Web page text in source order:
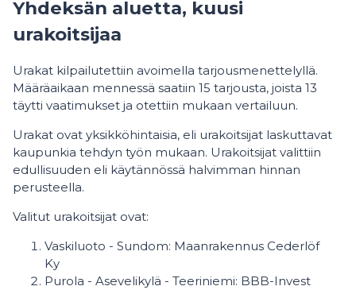
Yhdeksän aluetta, kuusi
urakoitsijaa
Urakat kilpailutettiin avoimella tarjousmenettelyllä.
Määräaikaan mennessä saatiin 15 tarjousta, joista 13
täytti vaatimukset ja otettiin mukaan vertailuun.
Urakat ovat yksikköhintaisia, eli urakoitsijat laskuttavat
kaupunkia tehdyn työn mukaan. Urakoitsijat valittiin
edullisuuden eli käytännössä halvimman hinnan
perusteella.
Valitut urakoitsijat ovat:
Vaskiluoto - Sundom: Maanrakennus Cederlöf
Ky
Purola - Asevelikylä - Teeriniemi: BBB-Invest